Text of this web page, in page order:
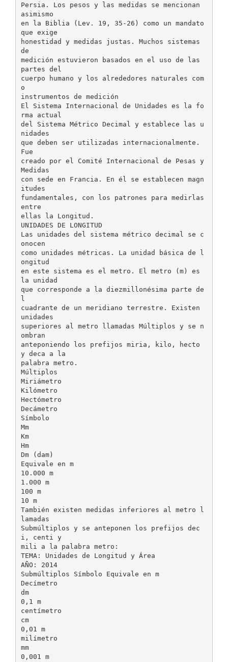
Persia. Los pesos y las medidas se mencionan
asimismo
en la Biblia (Lev. 19, 35-26) como un mandato
que exige
honestidad y medidas justas. Muchos sistemas
de
medición estuvieron basados en el uso de las
partes del
cuerpo humano y los alrededores naturales com
o
instrumentos de medición
El Sistema Internacional de Unidades es la fo
rma actual
del Sistema Métrico Decimal y establece las u
nidades
que deben ser utilizadas internacionalmente.
Fue
creado por el Comité Internacional de Pesas y
Medidas
con sede en Francia. En él se establecen magn
itudes
fundamentales, con los patrones para medirlas
entre
ellas la Longitud.
UNIDADES DE LONGITUD
Las unidades del sistema métrico decimal se c
onocen
como unidades métricas. La unidad básica de l
ongitud
en este sistema es el metro. El metro (m) es
la unidad
que corresponde a la diezmillonésima parte de
l
cuadrante de un meridiano terrestre. Existen
unidades
superiores al metro llamadas Múltiplos y se n
ombran
anteponiendo los prefijos miria, kilo, hecto
y deca a la
palabra metro.
Múltiplos
Miriámetro
Kilómetro
Hectómetro
Decámetro
Símbolo
Mm
Km
Hm
Dm (dam)
Equivale en m
10.000 m
1.000 m
100 m
10 m
También existen medidas inferiores al metro l
lamadas
Submúltiplos y se anteponen los prefijos dec
i, centi y
mili a la palabra metro:
TEMA: Unidades de Longitud y Área
AÑO: 2014
Submúltiplos Símbolo Equivale en m
Decímetro
dm
0,1 m
centímetro
cm
0,01 m
milímetro
mm
0,001 m